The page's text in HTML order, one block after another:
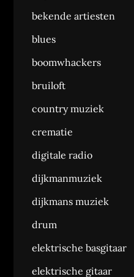
bekende artiesten
blues
boomwhackers
bruiloft
country muziek
crematie
digitale radio
dijkmanmuziek
dijkmans muziek
drum
elektrische basgitaar
elektrische gitaar